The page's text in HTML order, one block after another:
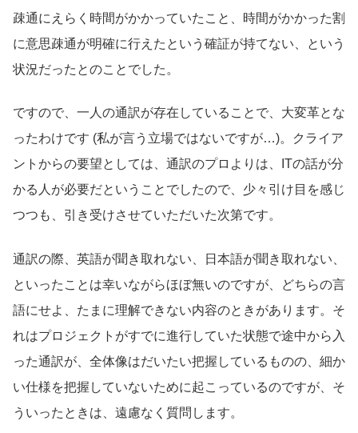
疎通にえらく時間がかかっていたこと、時間がかかった割
に意思疎通が明確に行えたという確証が持てない、という
状況だったとのことでした。
ですので、一人の通訳が存在していることで、大変革とな
ったわけです (私が言う立場ではないですが…)。クライア
ントからの要望としては、通訳のプロよりは、ITの話が分
かる人が必要だということでしたので、少々引け目を感じ
つつも、引き受けさせていただいた次第です。
通訳の際、英語が聞き取れない、日本語が聞き取れない、
といったことは幸いながらほぼ無いのですが、どちらの言
語にせよ、たまに理解できない内容のときがあります。そ
れはプロジェクトがすでに進行していた状態で途中から入
った通訳が、全体像はだいたい把握しているものの、細か
い仕様を把握していないために起こっているのですが、そ
ういったときは、遠慮なく質問します。